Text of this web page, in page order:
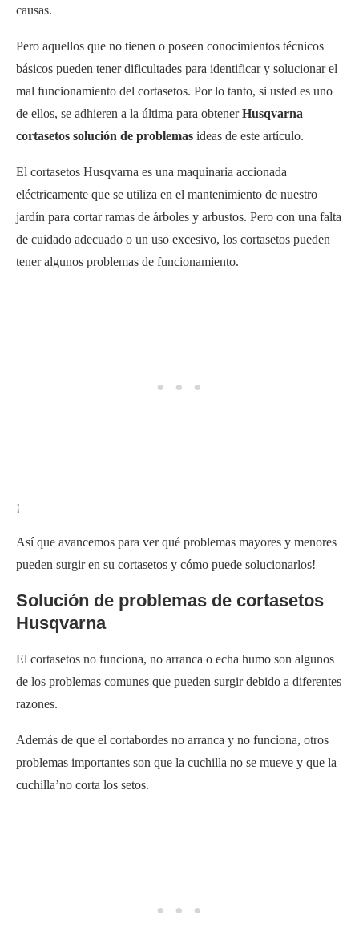
causas.
Pero aquellos que no tienen o poseen conocimientos técnicos
básicos pueden tener dificultades para identificar y solucionar el
mal funcionamiento del cortasetos. Por lo tanto, si usted es uno
de ellos, se adhieren a la última para obtenerHusqvarna
cortasetos solución de problemas ideas de este artículo.
El cortasetos Husqvarna es una maquinaria accionada
eléctricamente que se utiliza en el mantenimiento de nuestro
jardín para cortar ramas de árboles y arbustos. Pero con una falta
de cuidado adecuado o un uso excesivo, los cortasetos pueden
tener algunos problemas de funcionamiento.
¡
Así que avancemos para ver qué problemas mayores y menores
pueden surgir en su cortasetos y cómo puede solucionarlos!
Solución de problemas de cortasetos
Husqvarna
El cortasetos no funciona, no arranca o echa humo son algunos
de los problemas comunes que pueden surgir debido a diferentes
razones.
Además de que el cortabordes no arranca y no funciona, otros
problemas importantes son que la cuchilla no se mueve y que la
cuchilla’no corta los setos.